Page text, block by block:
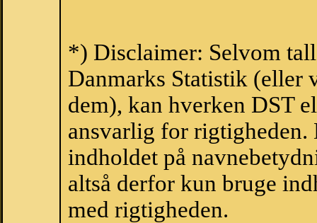
*) Disclaimer: Selvom
Danmarks Statistik (eller
dem), kan hverken DST
ansvarlig for
indholdet på
altså derfor kun bruge
med rigtigheden.